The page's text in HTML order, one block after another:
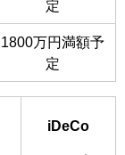
定
1800万円満額予
定
iDeCo